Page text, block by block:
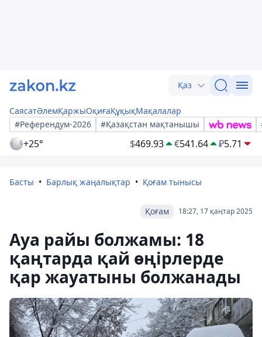
Қаз
СаясатӘлемҚаржыОқиғаҚұқықМақалалар
#Референдум-2026
#Қазақстан мақтанышы
+25° $469.93 €541.64 ₽5.71
Басты Барлық жаңалықтар Қоғам тынысы
18:27, 17 қаңтар 2025
Қоғам
Ауа райы болжамы: 18
қаңтарда қай өңірлерде
қар жауатыны болжанады